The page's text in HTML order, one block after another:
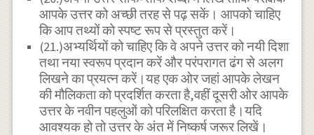
आपके उत्तर को अच्छी तरह से पढ़ सकें। आपको चाहिए
कि आप तथ्यों को स्पष्ट रूप से प्रस्तुत करें।
(21.)अभ्यर्थियों को चाहिए कि वे अपने उत्तर को नयी दिशा
तथा नया स्वरूप प्रदान करें और परंपरागत ढंग से अलग
लिखने का प्रयत्न करें।यह एक ओर जहां आपके लेखन
की मौलिकता को प्रदर्शित करता है,वहीं दूसरी ओर आपके
उत्तर के नवीन पहलुओं को परिलक्षित करता है।यदि
आवश्यक हो तो उत्तर के अंत में निष्कर्ष जरूर लिखें।